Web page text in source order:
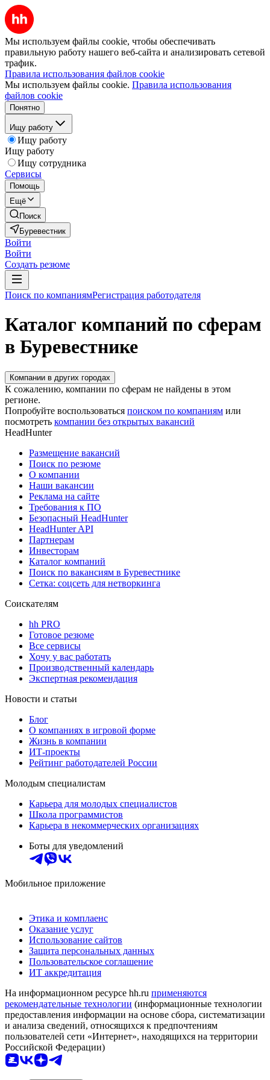
Мы используем файлы cookie, чтобы обеспечивать
правильную работу нашего веб-сайта и анализировать сетевой
трафик.
Правила использования файлов cookie
Мы используем файлы cookie. Правила использования
файлов cookie
Понятно
Ищу работу
Ищу работу
Ищу работу
Ищу сотрудника
Сервисы
Помощь
Ещё
Поиск
Буревестник
Войти
Войти
Создать резюме
Поиск по компаниямРегистрация работодателя
Каталог компаний по сферам
в Буревестнике
Компании в других городах
К сожалению, компании по сферам не найдены в этом
регионе.
Попробуйте воспользоваться поиском по компаниям или
посмотреть компании без открытых вакансий
HeadHunter
Размещение вакансий
Поиск по резюме
О компании
Наши вакансии
Реклама на сайте
Требования к ПО
Безопасный HeadHunter
HeadHunter API
Партнерам
Инвесторам
Каталог компаний
Поиск по вакансиям в Буревестнике
Сетка: соцсеть для нетворкинга
Соискателям
hh PRO
Готовое резюме
Все сервисы
Хочу у вас работать
Производственный календарь
Экспертная рекомендация
Новости и статьи
Блог
О компаниях в игровой форме
Жизнь в компании
ИТ-проекты
Рейтинг работодателей России
Молодым специалистам
Карьера для молодых специалистов
Школа программистов
Карьера в некоммерческих организациях
Боты для уведомлений
Мобильное приложение
Этика и комплаенс
Оказание услуг
Использование сайтов
Защита персональных данных
Пользовательское соглашение
ИТ аккредитация
На информационном ресурсе hh.ru применяются
рекомендательные технологии (информационные технологии
предоставления информации на основе сбора, систематизации
и анализа сведений, относящихся к предпочтениям
пользователей сети «Интернет», находящихся на территории
Российской Федерации)